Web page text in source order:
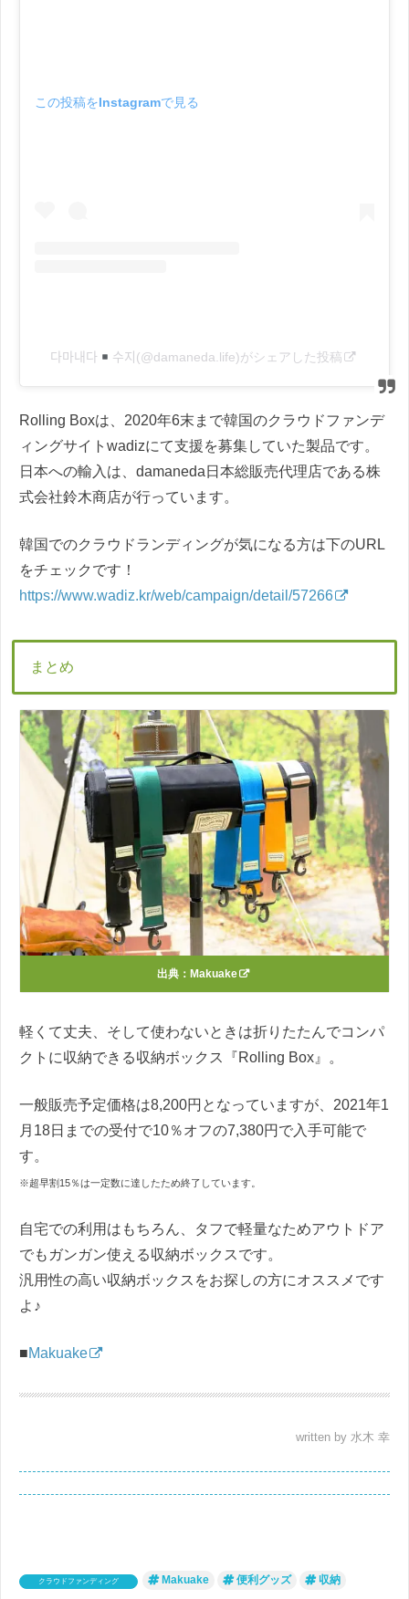
この投稿をInstagramで見る
다마내다 수지(@damaneda.life)がシェアした投稿
Rolling Boxは、2020年6末まで韓国のクラウドファンデ
ィングサイトwadizにて支援を募集していた製品です。
日本への輸入は、damaneda日本総販売代理店である株
式会社鈴木商店が行っています。
韓国でのクラウドランディングが気になる方は下のURL
をチェックです！
https://www.wadiz.kr/web/campaign/detail/57266
まとめ
出典： Makuake
軽くて丈夫、そして使わないときは折りたたんでコンパ
クトに収納できる収納ボックス『Rolling Box』。
一般販売予定価格は8,200円となっていますが、2021年1
月18日までの受付で10％オフの7,380円で入手可能で
す。
※超早割15％は一定数に達したため終了しています。
自宅での利用はもちろん、タフで軽量なためアウトドア
でもガンガン使える収納ボックスです。
汎用性の高い収納ボックスをお探しの方にオススメです
よ♪
■Makuake
written by 水木 幸
クラウドファンディング Makuake 便利グッズ 収納